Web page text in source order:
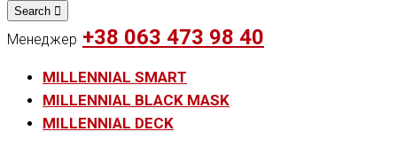
Search
Менеджер +38 063 473 98 40
MILLENNIAL SMART
MILLENNIAL BLACK MASK
MILLENNIAL DECK